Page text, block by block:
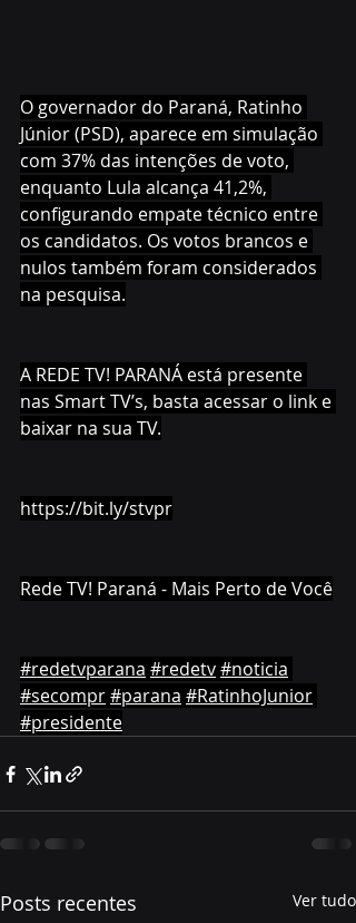
O governador do Paraná, Ratinho
Júnior (PSD), aparece em simulação
com 37% das intenções de voto,
enquanto Lula alcança 41,2%,
configurando empate técnico entre
os candidatos. Os votos brancos e
nulos também foram considerados
na pesquisa.
A REDE TV! PARANÁ está presente
nas Smart TV’s, basta acessar o link e
baixar na sua TV.
https://bit.ly/stvpr
Rede TV! Paraná - Mais Perto de Você
#redetvparana #redetv#noticia
#secompr#parana #RatinhoJunior
#presidente
Posts recentes Ver tudo